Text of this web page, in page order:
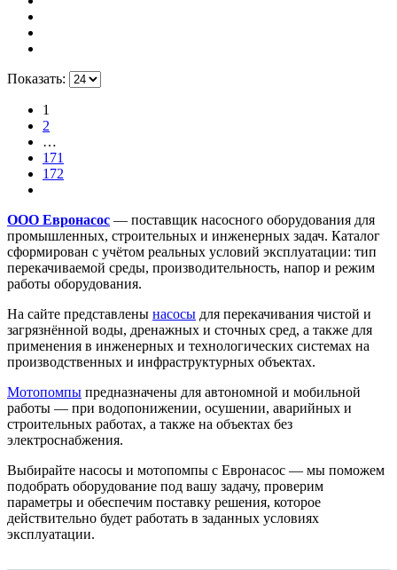
Показать:
1
2
…
171
172
ООО Евронасос — поставщик насосного оборудования для
промышленных, строительных и инженерных задач. Каталог
сформирован с учётом реальных условий эксплуатации: тип
перекачиваемой среды, производительность, напор и режим
работы оборудования.
На сайте представлены насосы для перекачивания чистой и
загрязнённой воды, дренажных и сточных сред, а также для
применения в инженерных и технологических системах на
производственных и инфраструктурных объектах.
Мотопомпы предназначены для автономной и мобильной
работы — при водопонижении, осушении, аварийных и
строительных работах, а также на объектах без
электроснабжения.
Выбирайте насосы и мотопомпы с Евронасос — мы поможем
подобрать оборудование под вашу задачу, проверим
параметры и обеспечим поставку решения, которое
действительно будет работать в заданных условиях
эксплуатации.